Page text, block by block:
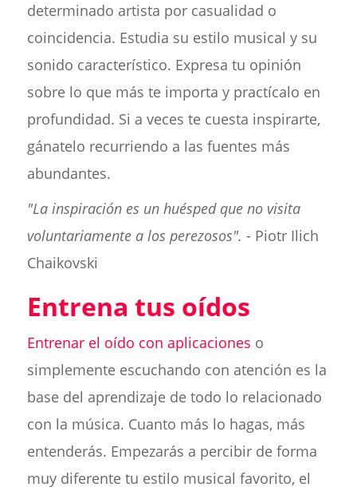
determinado artista por casualidad o
coincidencia. Estudia su estilo musical y su
sonido característico. Expresa tu opinión
sobre lo que más te importa y practícalo en
profundidad. Si a veces te cuesta inspirarte,
gánatelo recurriendo a las fuentes más
abundantes.
"La inspiración es un huésped que no visita
voluntariamente a los perezosos". - Piotr Ilich
Chaikovski
Entrena tus oídos
Entrenar el oído con aplicaciones o
simplemente escuchando con atención es la
base del aprendizaje de todo lo relacionado
con la música. Cuanto más lo hagas, más
entenderás. Empezarás a percibir de forma
muy diferente tu estilo musical favorito, el